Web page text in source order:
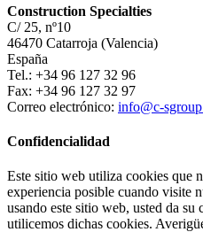
Construction Specialties
C/ 25, nº10
46470 Catarroja (Valencia)
España
Tel.: +34 96 127 32 96
Fax: +34 96 127 32 97
Correo electrónico: info@c-
Confidencialidad
Este sitio web utiliza cookies que
experiencia posible cuando visite
usando este sitio web, usted da su
utilicemos dichas cookies.